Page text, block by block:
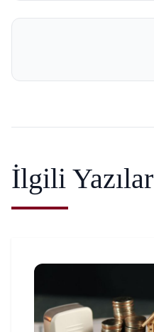
İlgili Yazılar